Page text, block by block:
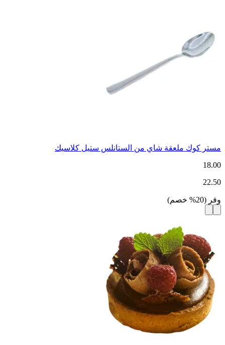
مستر كوك ملعقة شاي من الستانلس ستيل كلاسيك
18.00
22.50
وفر (
20
% خصم)